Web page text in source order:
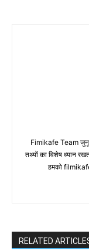
Fimikafe Team
तथ्‍यों का विशेष ध्‍यान
हमको
RELATED